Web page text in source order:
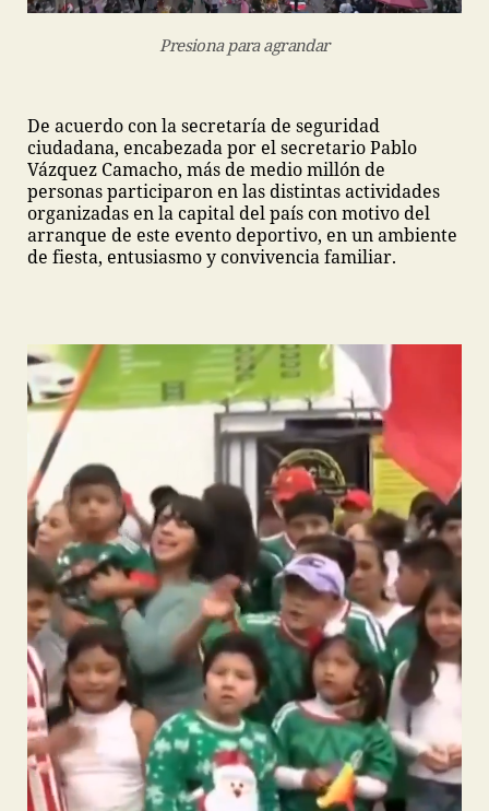
Presiona para agrandar
De acuerdo con la secretaría de seguridad
ciudadana, encabezada por el secretario Pablo
Vázquez Camacho, más de medio millón de
personas participaron en las distintas actividades
organizadas en la capital del país con motivo del
arranque de este evento deportivo, en un ambiente
de fiesta, entusiasmo y convivencia familiar.